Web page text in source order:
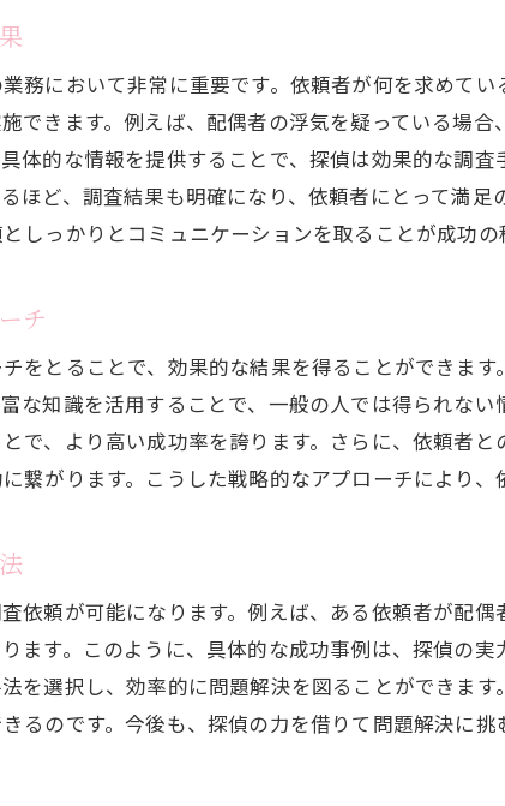
プロの探偵が明かす依頼成功のための秘訣
プロの探偵が実践する成功のための技法
コミュニケーションを大切にした依頼の進
成功事例から学ぶ調査依頼の秘訣
探偵に調査を依頼する際の重要なステップ
調査目的の明確化とその重要性
ステップバイステップで進める依頼方法
依頼後のフォローアップの重要性
探偵業の知識を活用して確実な結果を得る方法
専門知識を駆使した調査の進め方
務において非常に重要です。依頼者が何を求めて
できます。例えば、配偶者の浮気を疑っている場
体的な情報を提供することで、探偵は効果的な調
ほど、調査結果も明確になり、依頼者にとって満
しっかりとコミュニケーションを取ることが成功の
チ
をとることで、効果的な結果を得ることができま
な知識を活用することで、一般の人では得られな
で、より高い成功率を誇ります。さらに、依頼者
繋がります。こうした戦略的なアプローチにより、
依頼が可能になります。例えば、ある依頼者が配
ます。このように、具体的な成功事例は、探偵の
を選択し、効率的に問題解決を図ることができます
るのです。今後も、探偵の力を借りて問題解決に挑